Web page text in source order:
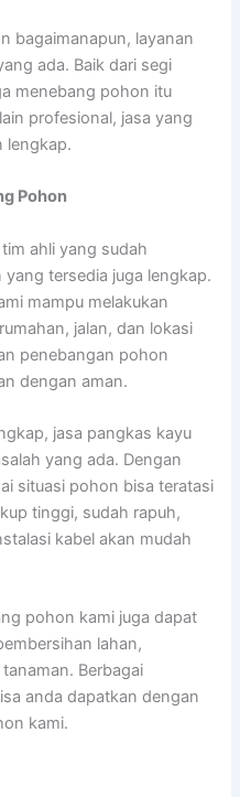
bagaimanapun, layanan
ada. Baik dari segi
menebang pohon itu
profesional, jasa yang
lengkap.
Pohon
ahli yang sudah
tersedia juga lengkap.
mampu melakukan
jalan, dan lokasi
penebangan pohon
dengan aman.
jasa pangkas kayu
yang ada. Dengan
situasi pohon bisa teratasi
tinggi, sudah rapuh,
kabel akan mudah
pohon kami juga dapat
lahan,
Berbagai
anda dapatkan dengan
kami.